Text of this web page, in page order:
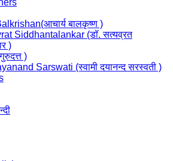
बालकृष्ण )
Siddhantalankar (डॉ. सत्यव्रत
)
)
Sarswati (स्वामी दयानन्द सरस्वती )